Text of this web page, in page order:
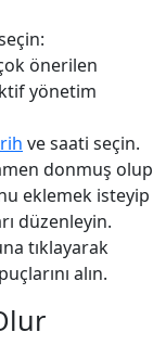
önerilen
yönetim
ve saati seçin.
donmuş olup
eklemek isteyip
düzenleyin.
tıklayarak
alın.